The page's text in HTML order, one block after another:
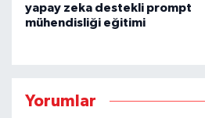
yapay zeka destekli prompt
mühendisliği eğitimi
Yorumlar